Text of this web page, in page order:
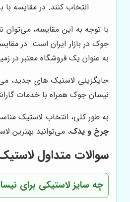
انتخاب کنند. در مقایسه با
با توجه به این مقایسه،
جوک در بازار ایران است. در
به عنوان یک فروشگاه معتبر در
جایگزینی لاستیک های جدید،
نیسان جوک همراه با خدمات
به طور کلی، انتخاب لاستیک
چرخ و یدک، می‌توانید بهترین
سوالات متداول
چه سایز لاستیکی برای